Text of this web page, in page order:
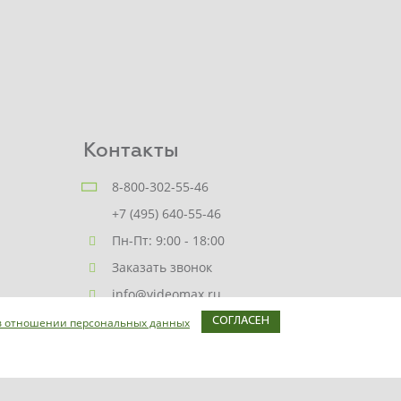
Контакты
8-800-302-55-46
+7 (495) 640-55-46
Пн-Пт: 9:00 - 18:00
Заказать звонок
info@videomax.ru
отношении персональных данных СОГЛАСЕН